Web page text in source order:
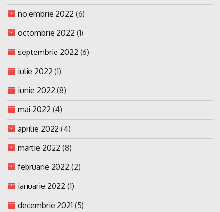
noiembrie 2022 (6)
octombrie 2022 (1)
septembrie 2022 (6)
iulie 2022 (1)
iunie 2022 (8)
mai 2022 (4)
aprilie 2022 (4)
martie 2022 (8)
februarie 2022 (2)
ianuarie 2022 (1)
decembrie 2021 (5)